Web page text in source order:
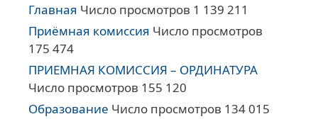
Главная Число просмотров 1 139 211
Приёмная комиссия Число просмотров
175 474
ПРИЕМНАЯ КОМИССИЯ – ОРДИНАТУРА
Число просмотров 155 120
Образование Число просмотров 134 015